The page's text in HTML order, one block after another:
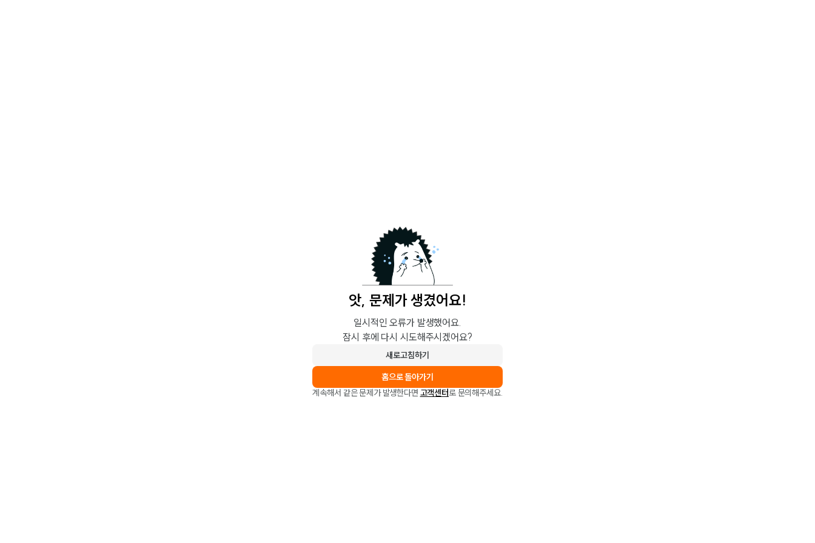
앗, 문제가 생겼어요!
일시적인 오류가 발생했어요.
잠시 후에 다시 시도해주시겠어요?
새로고침하기
홈으로 돌아가기
계속해서 같은 문제가 발생한다면 고객센터로 문의해주세요.